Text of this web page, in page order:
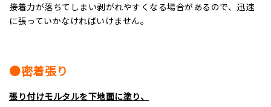
接着力が落ちてしまい剥がれやすくなる場合があるので、迅速
に張っていかなければいけません。
●密着張り
張り付けモルタルを下地面に塗り、